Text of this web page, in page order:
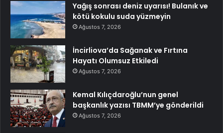
Yağış sonrası deniz uyarısı! Bulanık ve
kötü kokulu suda yüzmeyin
Ağustos 7, 2026
İncirliova’da Sağanak ve Fırtına
Hayatı Olumsuz Etkiledi
Ağustos 7, 2026
Kemal Kılıçdaroğlu’nun genel
başkanlık yazısı TBMM’ye gönderildi
Ağustos 7, 2026